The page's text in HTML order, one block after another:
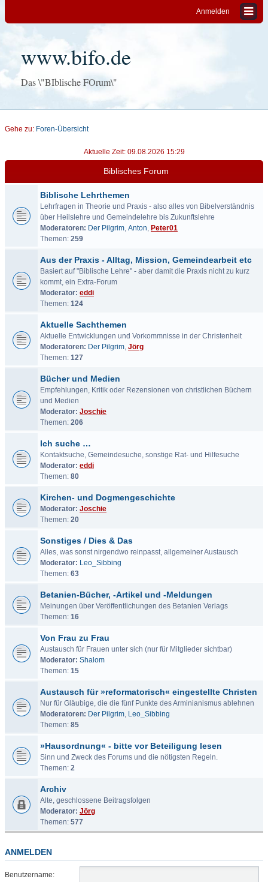
Anmelden
www.bifo.de
Das \"BIblische FOrum\"
Gehe zu: Foren-Übersicht
Aktuelle Zeit: 09.08.2026 15:29
Biblisches Forum
Biblische Lehrthemen
Lehrfragen in Theorie und Praxis - also alles von Bibelverständnis
über Heilslehre und Gemeindelehre bis Zukunftslehre
Moderatoren: Der Pilgrim, Anton, Peter01
Themen: 259
Aus der Praxis - Alltag, Mission, Gemeindearbeit etc
Basiert auf "Biblische Lehre" - aber damit die Praxis nicht zu kurz
kommt, ein Extra-Forum
Moderator: eddi
Themen: 124
Aktuelle Sachthemen
Aktuelle Entwicklungen und Vorkommnisse in der Christenheit
Moderatoren: Der Pilgrim, Jörg
Themen: 127
Bücher und Medien
Empfehlungen, Kritik oder Rezensionen von christlichen Büchern
und Medien
Moderator: Joschie
Themen: 206
Ich suche …
Kontaktsuche, Gemeindesuche, sonstige Rat- und Hilfesuche
Moderator: eddi
Themen: 80
Kirchen- und Dogmengeschichte
Moderator: Joschie
Themen: 20
Sonstiges / Dies & Das
Alles, was sonst nirgendwo reinpasst, allgemeiner Austausch
Moderator: Leo_Sibbing
Themen: 63
Betanien-Bücher, -Artikel und -Meldungen
Meinungen über Veröffentlichungen des Betanien Verlags
Themen: 16
Von Frau zu Frau
Austausch für Frauen unter sich (nur für Mitglieder sichtbar)
Moderator: Shalom
Themen: 15
Austausch für »reformatorisch« eingestellte Christen
Nur für Gläubige, die die fünf Punkte des Arminianismus ablehnen
Moderatoren: Der Pilgrim, Leo_Sibbing
Themen: 85
»Hausordnung« - bitte vor Beteiligung lesen
Sinn und Zweck des Forums und die nötigsten Regeln.
Themen: 2
Archiv
Alte, geschlossene Beitragsfolgen
Moderator: Jörg
Themen: 577
ANMELDEN
Benutzername: